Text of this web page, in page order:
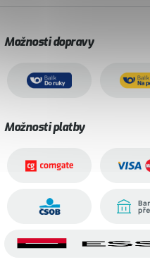
Možnosti dopravy
Možnosti platby